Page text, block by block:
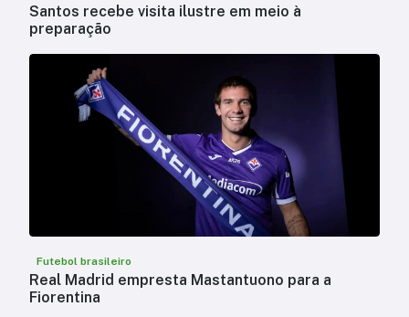
Santos recebe visita ilustre em meio à
preparação
Futebol brasileiro
Real Madrid empresta Mastantuono para a
Fiorentina